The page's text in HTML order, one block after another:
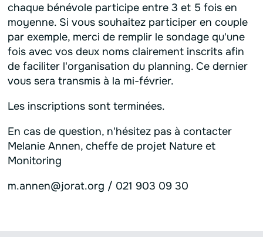
chaque bénévole participe entre 3 et 5 fois en
moyenne. Si vous souhaitez participer en couple
par exemple, merci de remplir le sondage qu'une
fois avec vos deux noms clairement inscrits afin
de faciliter l'organisation du planning. Ce dernier
vous sera transmis à la mi-février.
Les inscriptions sont terminées.
En cas de question, n'hésitez pas à contacter
Melanie Annen, cheffe de projet Nature et
Monitoring
m.annen@jorat.org / 021 903 09 30